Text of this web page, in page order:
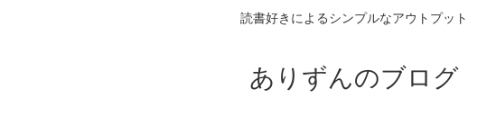
読書好きによるシンプルなアウトプット
ありずんのブログ